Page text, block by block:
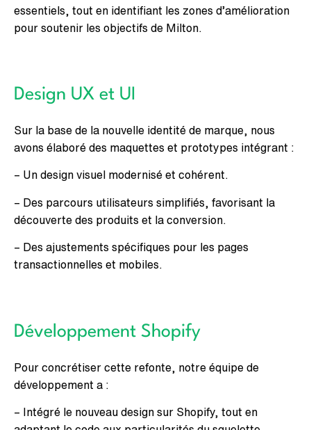
essentiels, tout en identifiant les zones d’amélioration
pour soutenir les objectifs de Milton.
Design UX et UI
Sur la base de la nouvelle identité de marque, nous
avons élaboré des maquettes et prototypes intégrant :
– Un design visuel modernisé et cohérent.
– Des parcours utilisateurs simplifiés, favorisant la
découverte des produits et la conversion.
– Des ajustements spécifiques pour les pages
transactionnelles et mobiles.
Développement Shopify
Pour concrétiser cette refonte, notre équipe de
développement a :
– Intégré le nouveau design sur Shopify, tout en